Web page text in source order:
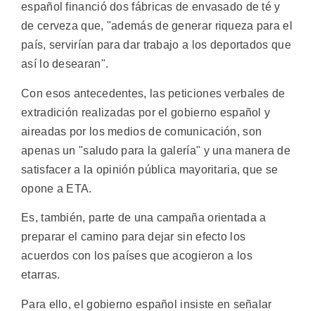
español financió dos fábricas de envasado de té y
de cerveza que, "además de generar riqueza para el
país, servirían para dar trabajo a los deportados que
así lo desearan".
Con esos antecedentes, las peticiones verbales de
extradición realizadas por el gobierno español y
aireadas por los medios de comunicación, son
apenas un "saludo para la galería" y una manera de
satisfacer a la opinión pública mayoritaria, que se
opone a ETA.
Es, también, parte de una campaña orientada a
preparar el camino para dejar sin efecto los
acuerdos con los países que acogieron a los
etarras.
Para ello, el gobierno español insiste en señalar